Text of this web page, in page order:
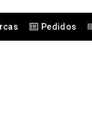
Pedidos